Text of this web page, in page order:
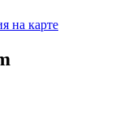
на карте